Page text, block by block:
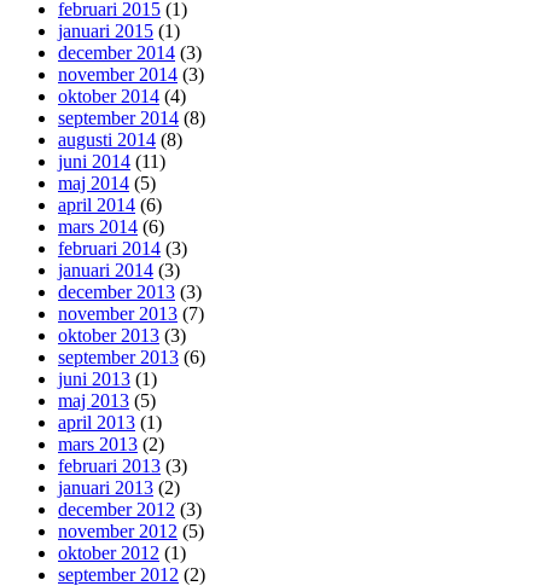
februari 2015 (1)
januari 2015 (1)
december 2014 (3)
november 2014 (3)
oktober 2014 (4)
september 2014 (8)
augusti 2014 (8)
juni 2014 (11)
maj 2014 (5)
april 2014 (6)
mars 2014 (6)
februari 2014 (3)
januari 2014 (3)
december 2013 (3)
november 2013 (7)
oktober 2013 (3)
september 2013 (6)
juni 2013 (1)
maj 2013 (5)
april 2013 (1)
mars 2013 (2)
februari 2013 (3)
januari 2013 (2)
december 2012 (3)
november 2012 (5)
oktober 2012 (1)
september 2012 (2)